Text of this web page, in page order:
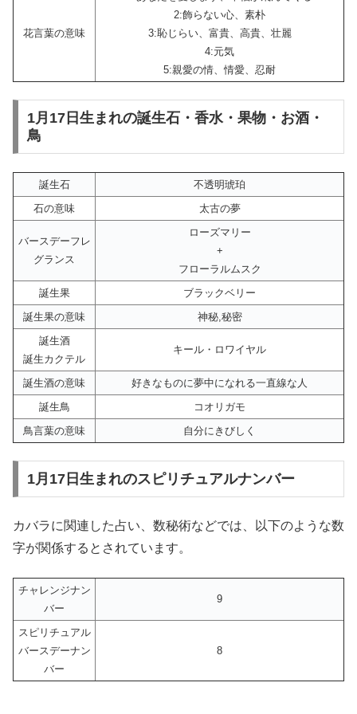
花言葉の意味
2:飾らない心、素朴
3:恥じらい、富貴、高貴、壮麗
4:元気
5:親愛の情、情愛、忍耐
1月17日生まれの誕生石・香水・果物・お酒・
鳥
誕生石
不透明琥珀
石の意味
太古の夢
バースデーフレ
グランス
ローズマリー
+
フローラルムスク
誕生果
ブラックベリー
誕生果の意味
神秘,秘密
誕生酒
誕生カクテル
キール・ロワイヤル
誕生酒の意味
好きなものに夢中になれる一直線な人
誕生鳥
コオリガモ
鳥言葉の意味
自分にきびしく
1月17日生まれのスピリチュアルナンバー
カバラに関連した占い、数秘術などでは、以下のような数
字が関係するとされています。
チャレンジナン
バー
9
スピリチュアル
バースデーナン
バー
8